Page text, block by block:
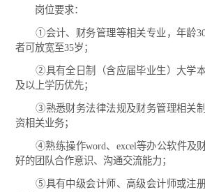
岗位要求：
①会计、财务管理等相关专业，年龄30
者可放宽至35岁；
②具有全日制（含应届毕业生）大学本
及以上学历优先；
③熟悉财务法律法规及财务管理相关制
资相关业务；
④熟练操作word、excel等办公软件及
好的团队合作意识、沟通交流能力；
⑤具有中级会计师、高级会计师或注册